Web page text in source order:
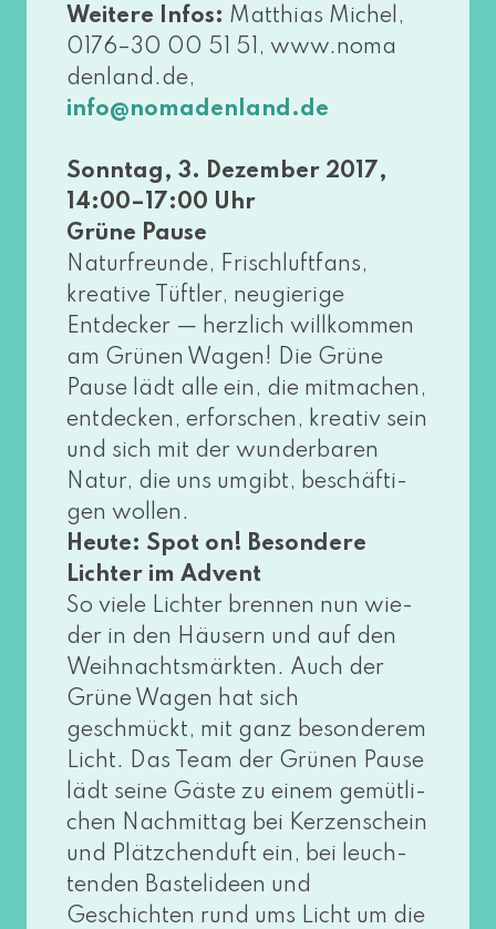
Weitere Infos: Matthias Michel,
0176–30 00 51 51, www​.noma​
den​land​.de,
info@​nomadenland.​de
Sonntag, 3. Dezember 2017,
14:00–17:00 Uhr
Grüne Pause
Naturfreunde, Frischluftfans,
krea­ti­ve Tüftler, neu­gie­ri­ge
Entdecker — herz­lich will­kom­men
am Grünen Wagen! Die Grüne
Pause lädt alle ein, die mit­ma­chen,
ent­de­cken, erfor­schen, krea­tiv sein
und sich mit der wun­der­ba­ren
Natur, die uns umgibt, beschäf­ti­
gen wol­len.
Heute: Spot on! Besondere
Lichter im Advent
So vie­le Lichter bren­nen nun wie­
der in den Häusern und auf den
Weihnachtsmärkten. Auch der
Grüne Wagen hat sich
geschmückt, mit ganz beson­de­rem
Licht. Das Team der Grünen Pause
lädt sei­ne Gäste zu einem gemüt­li­
chen Nachmittag bei Kerzenschein
und Plätzchenduft ein, bei leuch­
ten­den Bastelideen und
Geschichten rund ums Licht um die